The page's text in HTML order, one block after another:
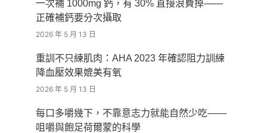
一次補 1000mg 鈣，有 30% 直接浪費掉——
正確補鈣要分次攝取
2026 年 5 月 13 日
重訓不只練肌肉：AHA 2023 年確認阻力訓練
降血壓效果媲美有氧
2026 年 5 月 13 日
每口多嚼幾下，不靠意志力就能自然少吃——
咀嚼與飽足荷爾蒙的科學